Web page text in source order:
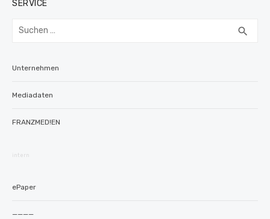
SERVICE
Suchen
search
Unternehmen
Mediadaten
FRANZMED!EN
intern
ePaper
————